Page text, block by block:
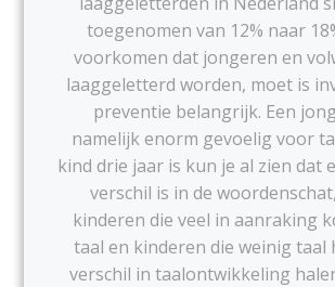
toegenomen van 12% naar
voorkomen dat jongeren en
laaggeletterd worden, moet is
preventie belangrijk. Een
namelijk enorm gevoelig voor
kind drie jaar is kun je al zien dat
verschil is in de
kinderen die veel in aanraking
taal en kinderen die weinig taal
verschil in taalontwikkeling